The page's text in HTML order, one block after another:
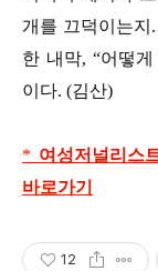
개를 끄덕이는
한 내막, “어떻
이다. (김산)
* 여성저널리스
바로가기
12